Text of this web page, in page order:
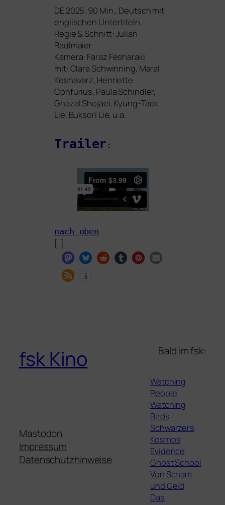
DE2025, 90 Min., Deutsch mit
eng­li­schen Untertiteln
Regie& Schnitt: Julian
Radlmaier
Kamera: Faraz Fesharaki
mit: Clara Schwinning, Maral
Keshavarz, Henriette
Confurius, Paula Schindler,
Ghazal Shojaei, Kyung-Taek
Lie, Buksori Lie, u.a.
Trailer :
nach oben
[:]
fsk Kino
Mastodon
Impressum
Datenschutzhinweise
Bald im fsk:
Watching
People
Watching
Birds
Schwarzers
Kosmos
Evidence
Ghost School
Von Scham
und Geld
Das